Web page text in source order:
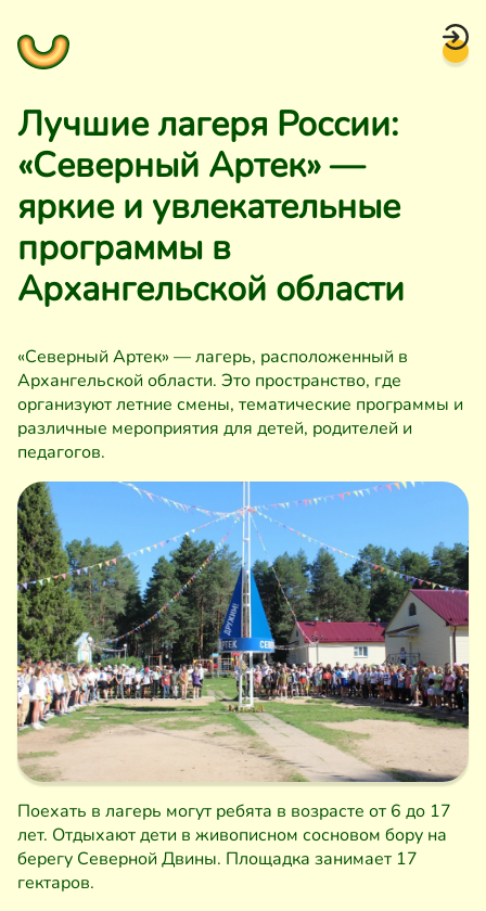
Лучшие лагеря России:
«Северный Артек» —
яркие и увлекательные
программы в
Архангельской области
«Северный Артек» — лагерь, расположенный в
Архангельской области. Это пространство, где
организуют летние смены, тематические программы и
различные мероприятия для детей, родителей и
педагогов.
Поехать в лагерь могут ребята в возрасте от 6 до 17
лет. Отдыхают дети в живописном сосновом бору на
берегу Северной Двины. Площадка занимает 17
гектаров.